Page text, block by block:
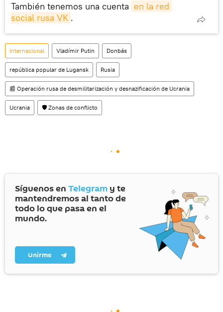
También tenemos una cuenta en la red
social rusa VK .
Internacional Vladímir Putin Donbás
república popular de Lugansk Rusia
📰 Operación rusa de desmilitarización y desnazificación de Ucrania
Ucrania 🛡️ Zonas de conflicto
Síguenos en Telegram y te
mantendremos al tanto de
todo lo que pasa en el
mundo.
Unirme